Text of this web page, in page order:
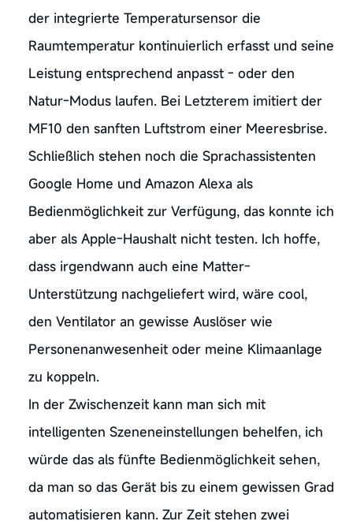
der integrierte Temperatursensor die
Raumtemperatur kontinuierlich erfasst und seine
Leistung entsprechend anpasst - oder den
Natur-Modus laufen. Bei Letzterem imitiert der
MF10 den sanften Luftstrom einer Meeresbrise.
Schließlich stehen noch die Sprachassistenten
Google Home und Amazon Alexa als
Bedienmöglichkeit zur Verfügung, das konnte ich
aber als Apple-Haushalt nicht testen. Ich hoffe,
dass irgendwann auch eine Matter-
Unterstützung nachgeliefert wird, wäre cool,
den Ventilator an gewisse Auslöser wie
Personenanwesenheit oder meine Klimaanlage
zu koppeln.
In der Zwischenzeit kann man sich mit
intelligenten Szeneneinstellungen behelfen, ich
würde das als fünfte Bedienmöglichkeit sehen,
da man so das Gerät bis zu einem gewissen Grad
automatisieren kann. Zur Zeit stehen zwei